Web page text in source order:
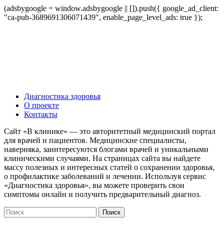
(adsbygoogle = window.adsbygoogle || []).push({ google_ad_client:
"ca-pub-3689691306071439", enable_page_level_ads: true });
Диагностика здоровья
О проекте
Контакты
Сайт «В клинике» — это авторитетный медицинский портал
для врачей и пациентов. Медицинские специалисты,
наверняка, заинтересуются блогами врачей и уникальными
клиническими случаями. На страницах сайта вы найдете
массу полезных и интересных статей о сохранении здоровья,
о профилактике заболеваний и лечении. Используя сервис
«Диагностика здоровья», вы можете проверить свои
симптомы онлайн и получить предварительный диагноз.